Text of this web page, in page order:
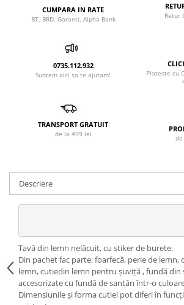
CUMPARA IN RATE
BT, BRD, Garanti, Alpha Bank Retur
0735.112.932
Suntem aici sa te ajutam!
Plateste cu
TRANSPORT GRATUIT
de la 499 lei
Descriere
Tavă din lemn nelăcuit, cu stiker de burete.
Din pachet fac parte: foarfecă, perie de
lemn, cutiedin lemn pentru șuviță , fundă din
accesorizate cu fundă de santăn într-o
Dimensiunile și forma cutiei pot diferi în